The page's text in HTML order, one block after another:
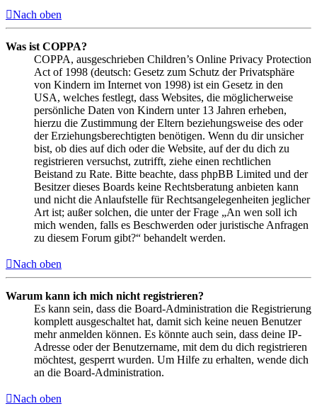
Nach oben
Was ist COPPA?
COPPA, ausgeschrieben Children’s Online Privacy Protection
Act of 1998 (deutsch: Gesetz zum Schutz der Privatsphäre
von Kindern im Internet von 1998) ist ein Gesetz in den
USA, welches festlegt, dass Websites, die möglicherweise
persönliche Daten von Kindern unter 13 Jahren erheben,
hierzu die Zustimmung der Eltern beziehungsweise des oder
der Erziehungsberechtigten benötigen. Wenn du dir unsicher
bist, ob dies auf dich oder die Website, auf der du dich zu
registrieren versuchst, zutrifft, ziehe einen rechtlichen
Beistand zu Rate. Bitte beachte, dass phpBB Limited und der
Besitzer dieses Boards keine Rechtsberatung anbieten kann
und nicht die Anlaufstelle für Rechtsangelegenheiten jeglicher
Art ist; außer solchen, die unter der Frage „An wen soll ich
mich wenden, falls es Beschwerden oder juristische Anfragen
zu diesem Forum gibt?“ behandelt werden.
Nach oben
Warum kann ich mich nicht registrieren?
Es kann sein, dass die Board-Administration die Registrierung
komplett ausgeschaltet hat, damit sich keine neuen Benutzer
mehr anmelden können. Es könnte auch sein, dass deine IP-
Adresse oder der Benutzername, mit dem du dich registrieren
möchtest, gesperrt wurden. Um Hilfe zu erhalten, wende dich
an die Board-Administration.
Nach oben